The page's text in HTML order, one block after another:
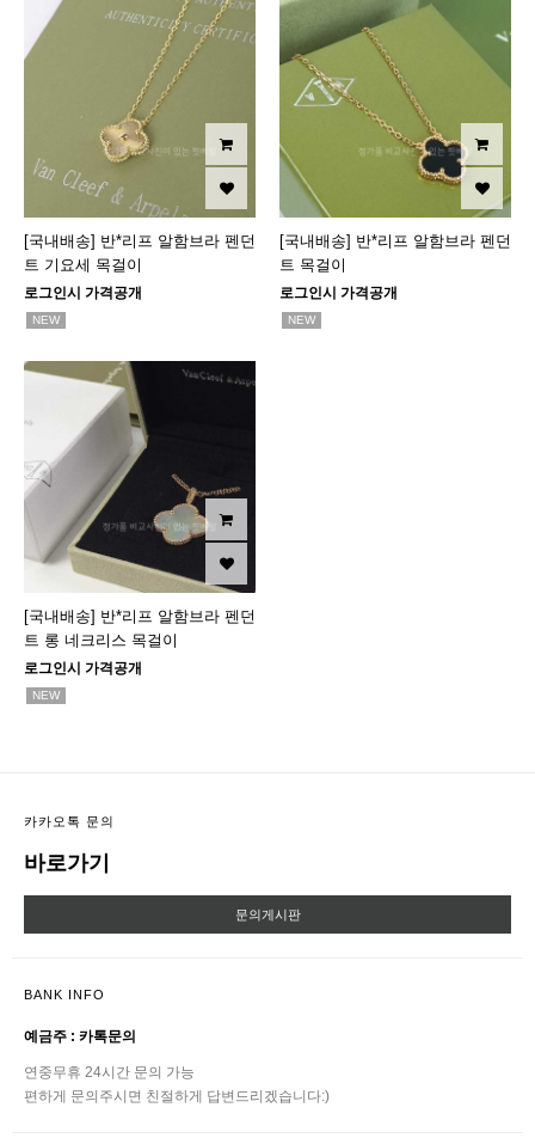
[국내배송] 반*리프 알함브라 펜던
트 기요세 목걸이
로그인시 가격공개
NEW
[국내배송] 반*리프 알함브라 펜던
트 목걸이
로그인시 가격공개
NEW
[국내배송] 반*리프 알함브라 펜던
트 롱 네크리스 목걸이
로그인시 가격공개
NEW
카카오톡 문의
바로가기
문의게시판
BANK INFO
예금주 : 카톡문의
연중무휴 24시간 문의 가능
편하게 문의주시면 친절하게 답변드리겠습니다:)